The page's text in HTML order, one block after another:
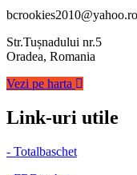
bcrookies2010@yahoo.ro
Str.Tușnadului nr.5
Oradea, Romania
Vezi pe harta
Link-uri utile
- Totalbaschet